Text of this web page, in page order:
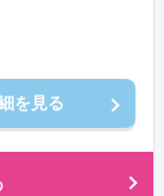
を見る